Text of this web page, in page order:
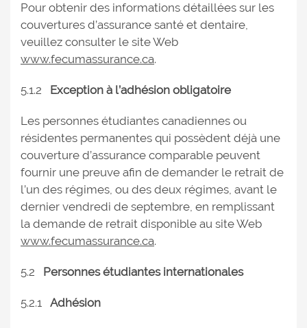
Pour obtenir des informations détaillées sur les
couvertures d’assurance santé et dentaire,
veuillez consulter le site Web
www.fecumassurance.ca.
5.1.2 Exception à l’adhésion obligatoire
Les personnes étudiantes canadiennes ou
résidentes permanentes qui possèdent déjà une
couverture d’assurance comparable peuvent
fournir une preuve afin de demander le retrait de
l’un des régimes, ou des deux régimes, avant le
dernier vendredi de septembre, en remplissant
la demande de retrait disponible au site Web
www.fecumassurance.ca.
5.2 Personnes étudiantes internationales
5.2.1 Adhésion